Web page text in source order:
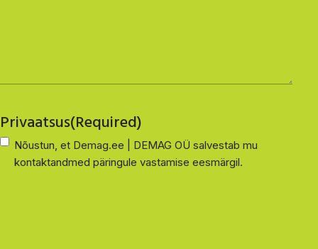
Privaatsus(Required)
Nõustun, et Demag.ee | DEMAG OÜ salvestab mu
kontaktandmed päringule vastamise eesmärgil.